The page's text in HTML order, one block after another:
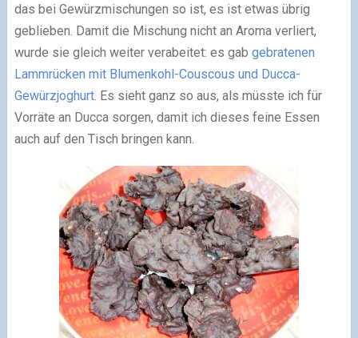
das bei Gewürzmischungen so ist, es ist etwas übrig
geblieben. Damit die Mischung nicht an Aroma verliert,
wurde sie gleich weiter verabeitet: es gab gebratenen
Lammrücken mit Blumenkohl-Couscous und Ducca-
Gewürzjoghurt. Es sieht ganz so aus, als müsste ich für
Vorräte an Ducca sorgen, damit ich dieses feine Essen
auch auf den Tisch bringen kann.